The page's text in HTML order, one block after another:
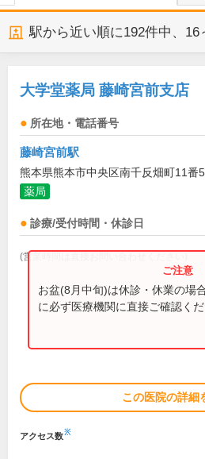
駅から近い順に192件中、 16
大学堂薬局 藤崎宮前支店
所在地・電話番号
藤崎宮前駅
熊本県熊本市中央区南千反畑町11番
薬局
診療/受付時間・休診日
(営業時間は直接お問い合わせください)
お盆(8月中旬)は休診・休業の場
に必ず医療機関に直接ご確認くだ
この医院の詳細
アクセス数※